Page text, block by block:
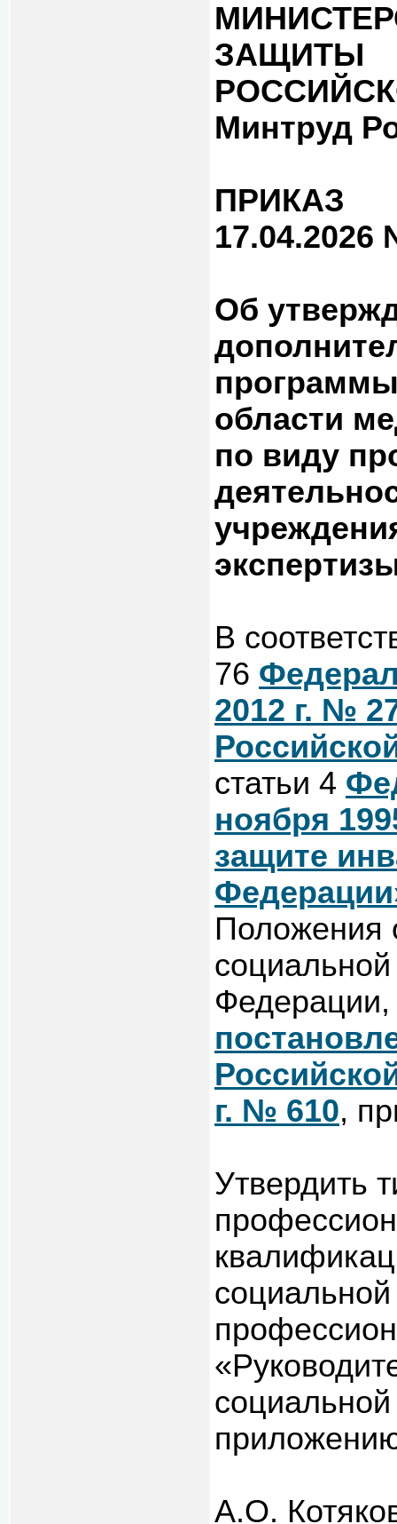
ЗАЩИТЫ
Минтруд
ПРИКАЗ
17.04.2026
Об
области
по виду
В
76
2012 г. №
статьи 4
ноября
защите
Положения
Федерации,
г. № 610,
Утвердить
социальной
А.О.